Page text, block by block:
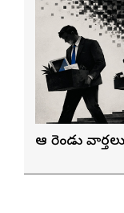
ఆ రెండు